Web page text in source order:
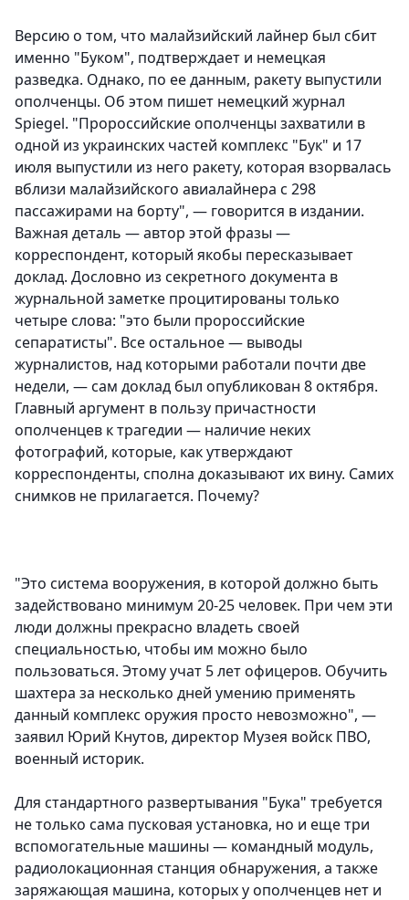
Версию о том, что малайзийский лайнер был сбит
именно "Буком", подтверждает и немецкая
разведка. Однако, по ее данным, ракету выпустили
ополченцы. Об этом пишет немецкий журнал
Spiegel. "Пророссийские ополченцы захватили в
одной из украинских частей комплекс "Бук" и 17
июля выпустили из него ракету, которая взорвалась
вблизи малайзийского авиалайнера с 298
пассажирами на борту", — говорится в издании.
Важная деталь — автор этой фразы —
корреспондент, который якобы пересказывает
доклад. Дословно из секретного документа в
журнальной заметке процитированы только
четыре слова: "это были пророссийские
сепаратисты". Все остальное — выводы
журналистов, над которыми работали почти две
недели, — сам доклад был опубликован 8 октября.
Главный аргумент в пользу причастности
ополченцев к трагедии — наличие неких
фотографий, которые, как утверждают
корреспонденты, сполна доказывают их вину. Самих
снимков не прилагается. Почему?
"Это система вооружения, в которой должно быть
задействовано минимум 20-25 человек. При чем эти
люди должны прекрасно владеть своей
специальностью, чтобы им можно было
пользоваться. Этому учат 5 лет офицеров. Обучить
шахтера за несколько дней умению применять
данный комплекс оружия просто невозможно", —
заявил Юрий Кнутов, директор Музея войск ПВО,
военный историк.
Для стандартного развертывания "Бука" требуется
не только сама пусковая установка, но и еще три
вспомогательные машины — командный модуль,
радиолокационная станция обнаружения, а также
заряжающая машина, которых у ополченцев нет и